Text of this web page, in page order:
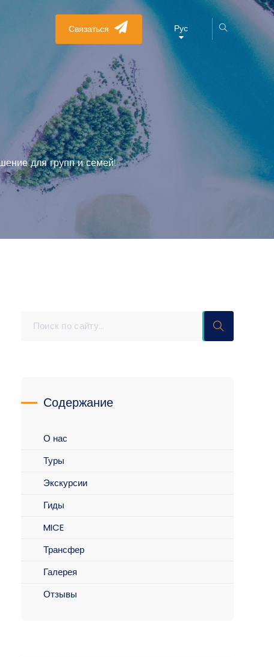
Связаться Рус
для групп и семей!
Содержание
О нас
Туры
Экскурсии
Гиды
MICE
Трансфер
Галерея
Отзывы